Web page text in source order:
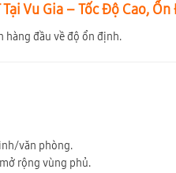
Vu Gia – Tốc Độ Cao,
hàng đầu về độ ổn định.
văn phòng.
rộng vùng phủ.